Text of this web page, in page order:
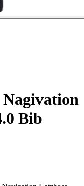
Nagivation
Bib